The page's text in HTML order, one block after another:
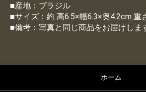
■産地：ブラジル
■サイズ：約 高6.5×幅6.3×奥4.2cm 重
■備考：写真と同じ商品をお届けしま
ホーム